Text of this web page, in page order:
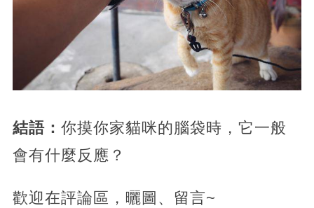
結語： 你摸你家貓咪的腦袋時，它一般
會有什麼反應？
歡迎在評論區，曬圖、留言~